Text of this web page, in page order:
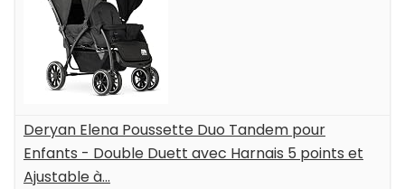
Deryan Elena Poussette Duo Tandem pour
Enfants - Double Duett avec Harnais 5 points et
Ajustable à...